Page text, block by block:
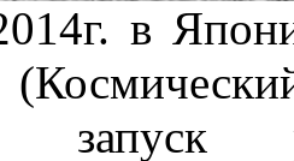
в